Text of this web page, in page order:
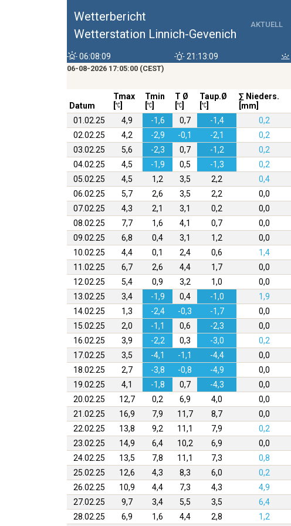
Wetterbericht
Wetterstation Linnich-Gevenich
AKTUELL
06:08:09 21:13:09
06-08-2026 17:05:00 (CEST)
Datum
Tmax
Tmin
T Ø
Taup.Ø
∑ Nieders.
[mm]
01.02.25
4,9 -1,6 0,7 -1,4 0,2
02.02.25
4,2 -2,9 -0,1 -2,1 0,2
03.02.25
5,6 -2,3 0,7 -1,2 0,2
04.02.25
4,5 -1,9 0,5 -1,3 0,2
05.02.25
4,5 1,2 3,5 2,2 0,4
06.02.25
5,7 2,6 3,5 2,2 0,0
07.02.25
4,3 2,1 3,1 0,2 0,0
08.02.25
7,7 1,6 4,1 0,7 0,0
09.02.25
6,8 0,4 3,1 1,2 0,0
10.02.25
4,4 0,1 2,4 0,6 1,4
11.02.25
6,7 2,6 4,4 1,7 0,0
12.02.25
5,4 0,9 3,2 1,0 0,0
13.02.25
3,4 -1,9 0,4 -1,0 1,9
14.02.25
1,3 -2,4 -0,3 -1,7 0,0
15.02.25
2,0 -1,1 0,6 -2,3 0,0
16.02.25
3,9 -2,2 0,3 -3,0 0,2
17.02.25
3,5 -4,1 -1,1 -4,4 0,0
18.02.25
2,7 -3,8 -0,8 -4,9 0,0
19.02.25
4,1 -1,8 0,7 -4,3 0,0
20.02.25
12,7 0,2 6,9 4,0 0,0
21.02.25
16,9 7,9 11,7 8,7 0,0
22.02.25
13,8 9,2 11,1 7,9 0,2
23.02.25
14,9 6,4 10,2 6,9 0,0
24.02.25
13,5 7,8 11,1 7,3 0,8
25.02.25
12,6 4,3 8,3 6,0 0,2
26.02.25
10,9 4,4 7,3 4,3 4,9
27.02.25
9,7 3,4 5,5 3,5 6,4
28.02.25
6,9 1,6 4,4 2,8 1,2